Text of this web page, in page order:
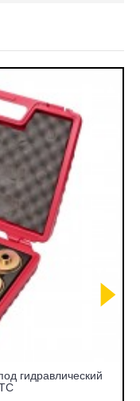
гидравлический